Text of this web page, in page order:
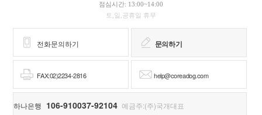
점심시간: 13:00~14:00
토,일,공휴일 휴무
전화문의하기 문의하기
FAX:02)2234-2816 help@coreadog.com
하나은행 106-910037-92104 예금주:(주)국개대표